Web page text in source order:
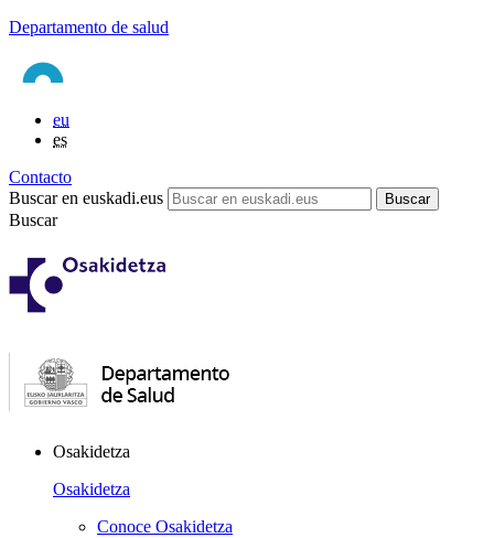
Departamento de salud
eu
es
Contacto
Buscar en euskadi.eus
Buscar
Osakidetza
Osakidetza
Conoce Osakidetza